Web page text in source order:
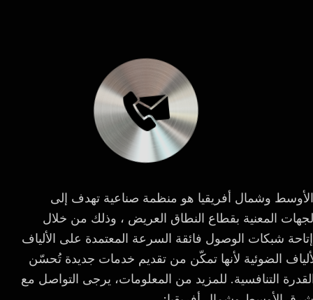
وشمال أفريقيا هو منظمة صناعية تهدف إلى
المعنية بقطاع النطاق العريض ، وذلك من خلال
شبكات الوصول فائقة السرعة المعتمدة على الألياف
الضوئية لأنها تمكّن من تقديم خدمات جديدة تُحسّن
التنافسية. للمزيد من المعلومات، يرجى التواصل مع